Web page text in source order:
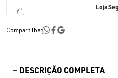
Loja
Compartilhe:
DESCRIÇÃO COMPLETA